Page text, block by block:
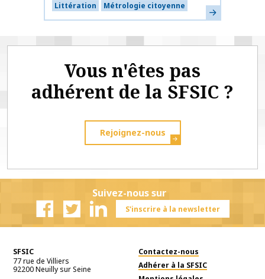
Littération
Métrologie citoyenne En savoir plus
Vous n'êtes pas
adhérent de la SFSIC ?
Rejoignez-nous
Suivez-nous sur
S'inscrire à la newsletter
SFSIC
77 rue de Villiers
92200Neuilly sur Seine
Contactez-nous
Adhérer à la SFSIC